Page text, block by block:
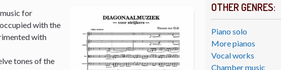
OTHER GENRES:
Piano solo
More pianos
Vocal works
Chamber music
for
with the
with
tones of the